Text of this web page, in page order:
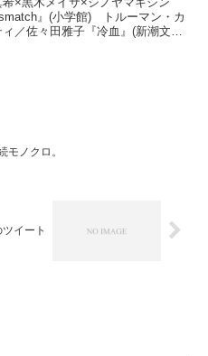
』(小学館) トルーマン・カ
／佐々田雅子『冷血』(新潮文庫
モノクロ。
イート